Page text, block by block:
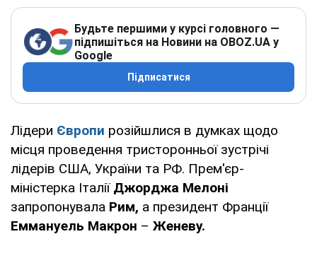
Будьте першими у курсі головного —
підпишіться на Новини на OBOZ.UA у
Google
Підписатися
Лідери Європи розійшлися в думках щодо
місця проведення тристоронньої зустрічі
лідерів США, України та РФ. Прем'єр-
міністерка Італії Джорджа Мелоні
запропонувала Рим, а президент Франції
Еммануель Макрон – Женеву.